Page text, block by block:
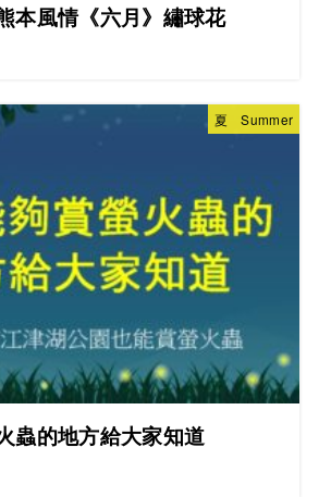
本風情《六月》繡球花
夏 Summer
蟲的地方給大家知道